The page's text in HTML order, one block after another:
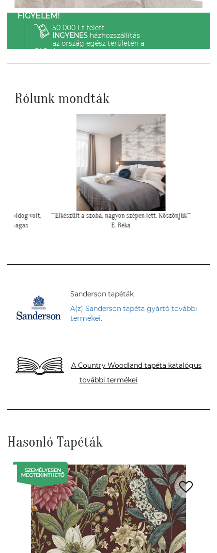
FIGYELEM!
50 000 Ft felett
INGYENESházhozszállítás
az ország egész területén a
GLS-el.
Rólunk mondták
volt,
""Elkészült a szoba, nagyon szépen lett. Köszönjük""
E. Réka
Sanderson tapéták
A(z) Sanderson tapéta gyártó további
termékei.
A Country Woodland tapéta katalógus
további termékei
Hasonló Tapéták